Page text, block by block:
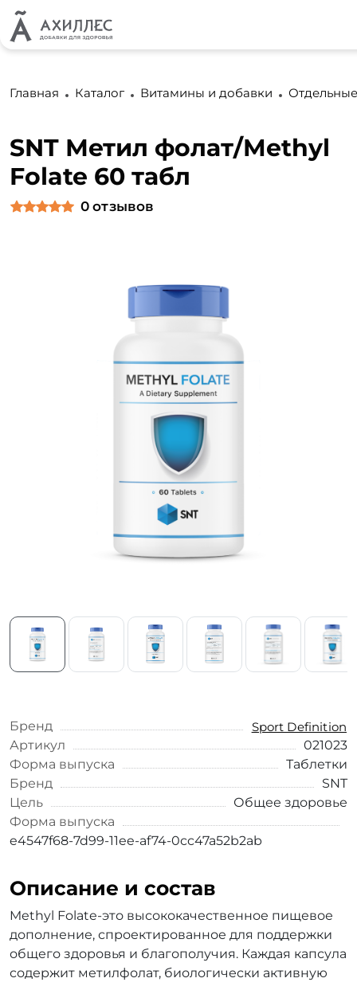
Главная Каталог Витамины и добавки
SNT Метил фолат/Methyl
Folate 60 табл
0 отзывов
Бренд
Sport Definition
Артикул
021023
Форма выпуска
Таблетки
Бренд
SNT
Цель
Общее здоровье
Форма выпуска
e4547f68-7d99-11ee-af74-0cc47a52b2ab
Описание и состав
Methyl Folate-это высококачественное пищевое
дополнение, спроектированное для поддержки
общего здоровья и благополучия. Каждая капсула
содержит метилфолат, биологически активную